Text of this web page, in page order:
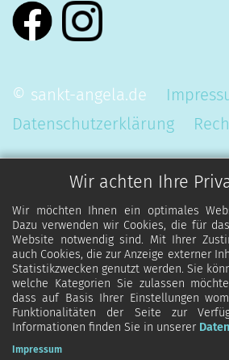
Wir achten Ihre
Wir möchten Ihnen ein optimales
Dazu verwenden wir Cookies, die für
Website notwendig sind. Mit Ihrer
auch Cookies, die zur Anzeige externer
Statistikzwecken genutzt werden. Sie
welche Kategorien Sie zulassen
dass auf Basis Ihrer Einstellungen
Funktionalitäten der Seite zur
Informationen finden Sie in unserer
Impressum
© sankt-angela.de
Datenschutzerklärung